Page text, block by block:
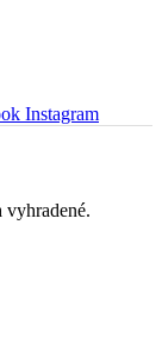
Instagram
vyhradené.